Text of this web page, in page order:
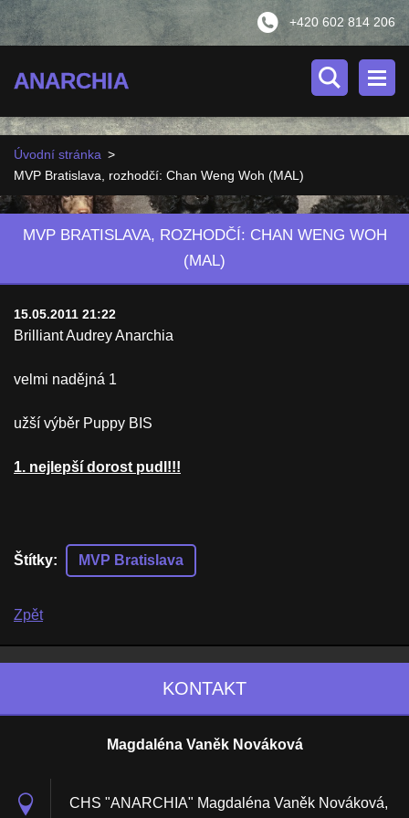
+420 602 814 206
ANARCHIA
Úvodní stránka >
MVP Bratislava, rozhodčí: Chan Weng Woh (MAL)
MVP BRATISLAVA, ROZHODČÍ: CHAN WENG WOH
(MAL)
15.05.2011 21:22
Brilliant Audrey Anarchia
velmi nadějná 1
užší výběr Puppy BIS
1. nejlepší dorost pudl!!!
Štítky: MVP Bratislava
Zpět
KONTAKT
Magdaléna Vaněk Nováková
CHS "ANARCHIA" Magdaléna Vaněk Nováková,